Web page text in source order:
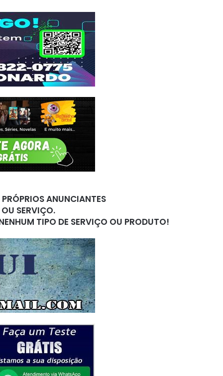
ANUNCIANTES
SERVIÇO.
TIPO DE SERVIÇO OU PRODUTO!